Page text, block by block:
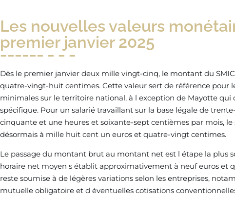
Les nouvelles valeurs
premier janvier 2025
Dès le premier janvier deux mille vingt-cinq, le montant du
quatre-vingt-huit centimes. Cette valeur sert de référence pour
minimales sur le territoire national, à l exception de Mayotte
spécifique. Pour un salarié travaillant sur la base légale de
cinquante et une heures et soixante-sept centièmes par mois,
désormais à mille huit cent un euros et quatre-vingt centimes.
Le passage du montant brut au montant net est l étape la plus
horaire net moyen s établit approximativement à neuf euros et
reste soumise à de légères variations selon les entreprises,
mutuelle obligatoire et d éventuelles cotisations